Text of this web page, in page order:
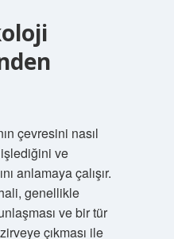
çevresini nasıl
işlediğini ve
anlamaya çalışır.
genellikle
ve bir tür
çıkması ile